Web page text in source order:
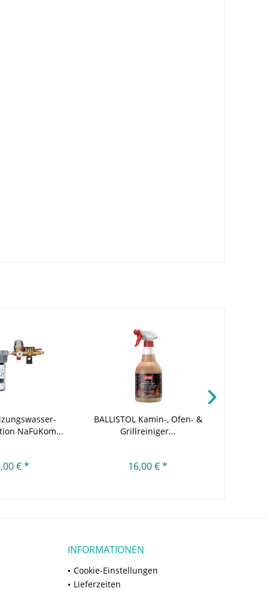
NaFüKom...
€ *
BALLISTOL Kamin-, Ofen- &
Grillreiniger...
16,00 € *
INFORMATIONEN
Cookie-Einstellungen
Lieferzeiten